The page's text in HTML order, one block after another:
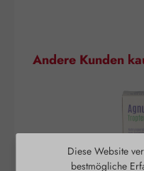
Produktgalerie
Andere Kunden
Diese Website
bestmögliche